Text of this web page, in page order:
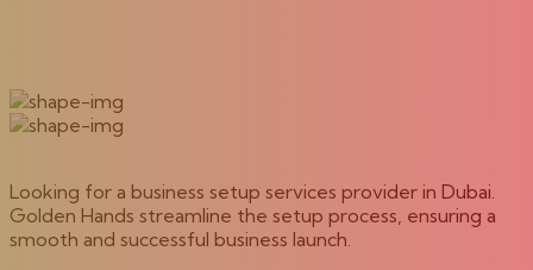
Looking for a business setup services provider in Dubai.
Golden Hands streamline the setup process, ensuring a
smooth and successful business launch.